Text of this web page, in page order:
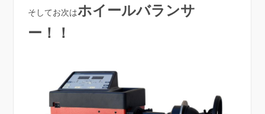
そしてお次はホイールバランサ
ー！！